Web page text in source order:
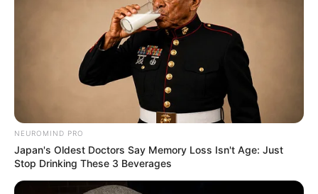
NEUROMIND PRO
Japan's Oldest Doctors Say Memory Loss Isn't Age: Just
Stop Drinking These 3 Beverages